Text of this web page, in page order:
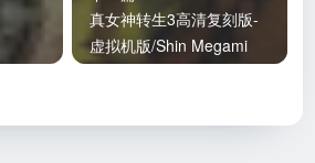
真女神转生3高清复刻版-
虚拟机版/Shin Megami
Tensei III Nocturne HD